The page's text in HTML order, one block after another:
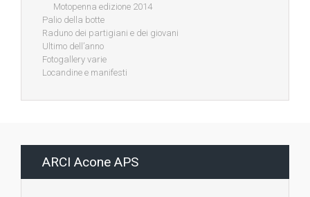
Motopenna edizione 2014
Palio della botte
Raduno dei partigiani e dei giovani
Ultimo dell’anno
Fotogallery varie
Locandine e manifesti
ARCI Acone APS